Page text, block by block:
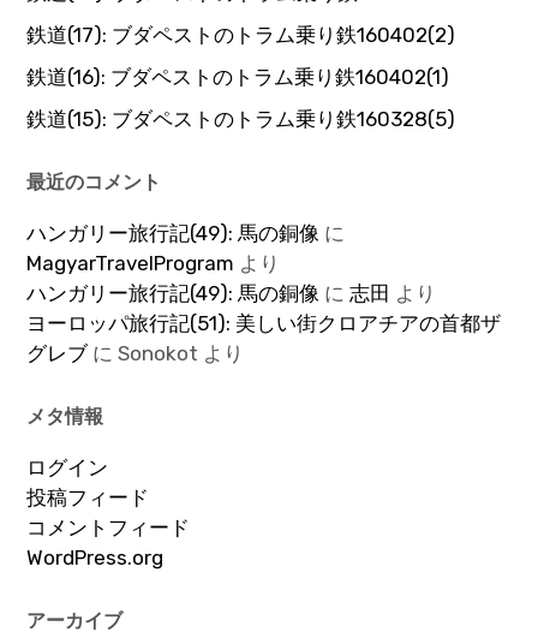
鉄道(17): ブダペストのトラム乗り鉄160402(2)
鉄道(16): ブダペストのトラム乗り鉄160402(1)
鉄道(15): ブダペストのトラム乗り鉄160328(5)
最近のコメント
ハンガリー旅行記(49): 馬の銅像 に
MagyarTravelProgram より
ハンガリー旅行記(49): 馬の銅像 に志田 より
ヨーロッパ旅行記(51): 美しい街クロアチアの首都ザ
グレブにSonokot より
メタ情報
ログイン
投稿フィード
コメントフィード
WordPress.org
アーカイブ